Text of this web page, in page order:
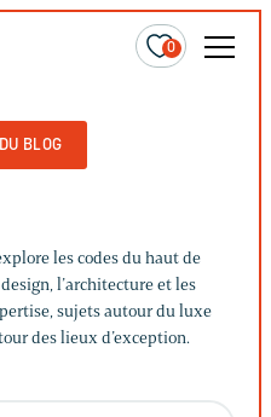
0
BLOG
les codes du haut de
l’architecture et les
sujets autour du luxe
des lieux d’exception.